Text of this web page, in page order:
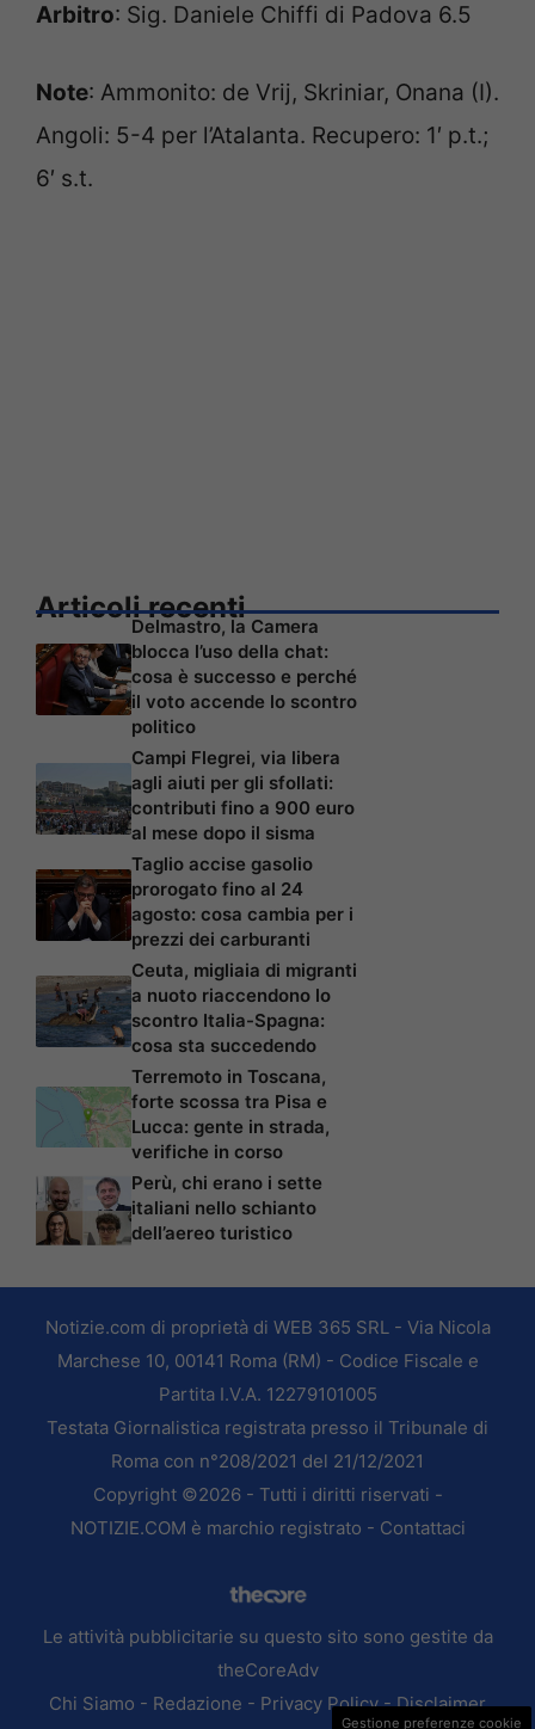
Arbitro: Sig. Daniele Chiffi di Padova 6.5
Note: Ammonito: de Vrij, Skriniar, Onana (I).
Angoli: 5-4 per l’Atalanta. Recupero: 1′ p.t.;
6′ s.t.
Articoli recenti
Delmastro, la Camera
blocca l’uso della chat:
cosa è successo e perché
il voto accende lo scontro
politico
Campi Flegrei, via libera
agli aiuti per gli sfollati:
contributi fino a 900 euro
al mese dopo il sisma
Taglio accise gasolio
prorogato fino al 24
agosto: cosa cambia per i
prezzi dei carburanti
Ceuta, migliaia di migranti
a nuoto riaccendono lo
scontro Italia-Spagna:
cosa sta succedendo
Terremoto in Toscana,
forte scossa tra Pisa e
Lucca: gente in strada,
verifiche in corso
Perù, chi erano i sette
italiani nello schianto
dell’aereo turistico
Notizie.com di proprietà di WEB 365 SRL - Via Nicola
Marchese 10, 00141 Roma (RM) - Codice Fiscale e
Partita I.V.A. 12279101005
Testata Giornalistica registrata presso il Tribunale di
Roma con n°208/2021 del 21/12/2021
Copyright ©2026 - Tutti i diritti riservati -
NOTIZIE.COM è marchio registrato - Contattaci
Le attività pubblicitarie su questo sito sono gestite da
theCoreAdv
Chi Siamo - Redazione - Privacy Policy-Disclaimer
Gestione preferenze cookie